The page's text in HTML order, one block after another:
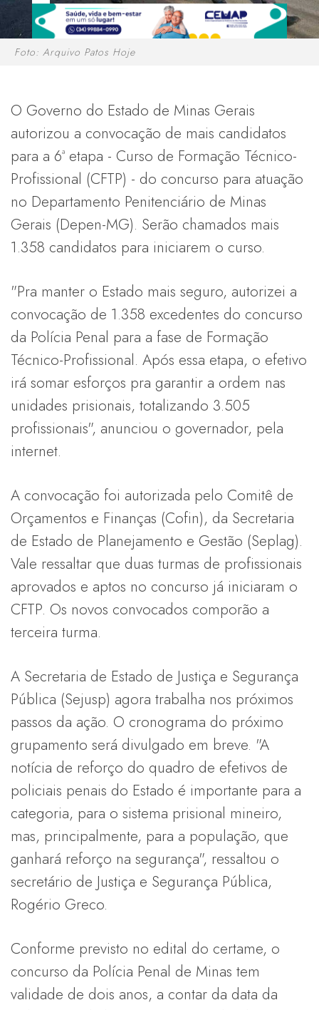
Foto: Arquivo Patos Hoje
O Governo do Estado de Minas Gerais
autorizou a convocação de mais candidatos
para a 6ª etapa - Curso de Formação Técnico-
Profissional (CFTP) - do concurso para atuação
no Departamento Penitenciário de Minas
Gerais (Depen-MG). Serão chamados mais
1.358 candidatos para iniciarem o curso.
"Pra manter o Estado mais seguro, autorizei a
convocação de 1.358 excedentes do concurso
da Polícia Penal para a fase de Formação
Técnico-Profissional. Após essa etapa, o efetivo
irá somar esforços pra garantir a ordem nas
unidades prisionais, totalizando 3.505
profissionais", anunciou o governador, pela
internet.
A convocação foi autorizada pelo Comitê de
Orçamentos e Finanças (Cofin), da Secretaria
de Estado de Planejamento e Gestão (Seplag).
Vale ressaltar que duas turmas de profissionais
aprovados e aptos no concurso já iniciaram o
CFTP. Os novos convocados comporão a
terceira turma.
A Secretaria de Estado de Justiça e Segurança
Pública (Sejusp) agora trabalha nos próximos
passos da ação. O cronograma do próximo
grupamento será divulgado em breve. "A
notícia de reforço do quadro de efetivos de
policiais penais do Estado é importante para a
categoria, para o sistema prisional mineiro,
mas, principalmente, para a população, que
ganhará reforço na segurança", ressaltou o
secretário de Justiça e Segurança Pública,
Rogério Greco.
Conforme previsto no edital do certame, o
concurso da Polícia Penal de Minas tem
validade de dois anos, a contar da data da